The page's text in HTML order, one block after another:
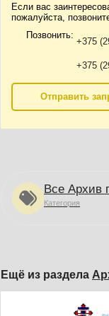
Если вас
пожалуйста,
Позвонить:
+375
+375
Отправить
Все Архив
Категория
Ещё из раздела